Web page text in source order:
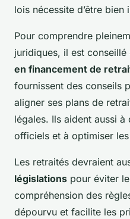
lois nécessite d’être bien
Pour comprendre
juridiques, il est
en financement de
fournissent des conseils
aligner ses plans de
légales. Ils aident aussi
officiels et à optimiser
Les retraités devraient
législations pour éviter
compréhension des
dépourvu et facilite les